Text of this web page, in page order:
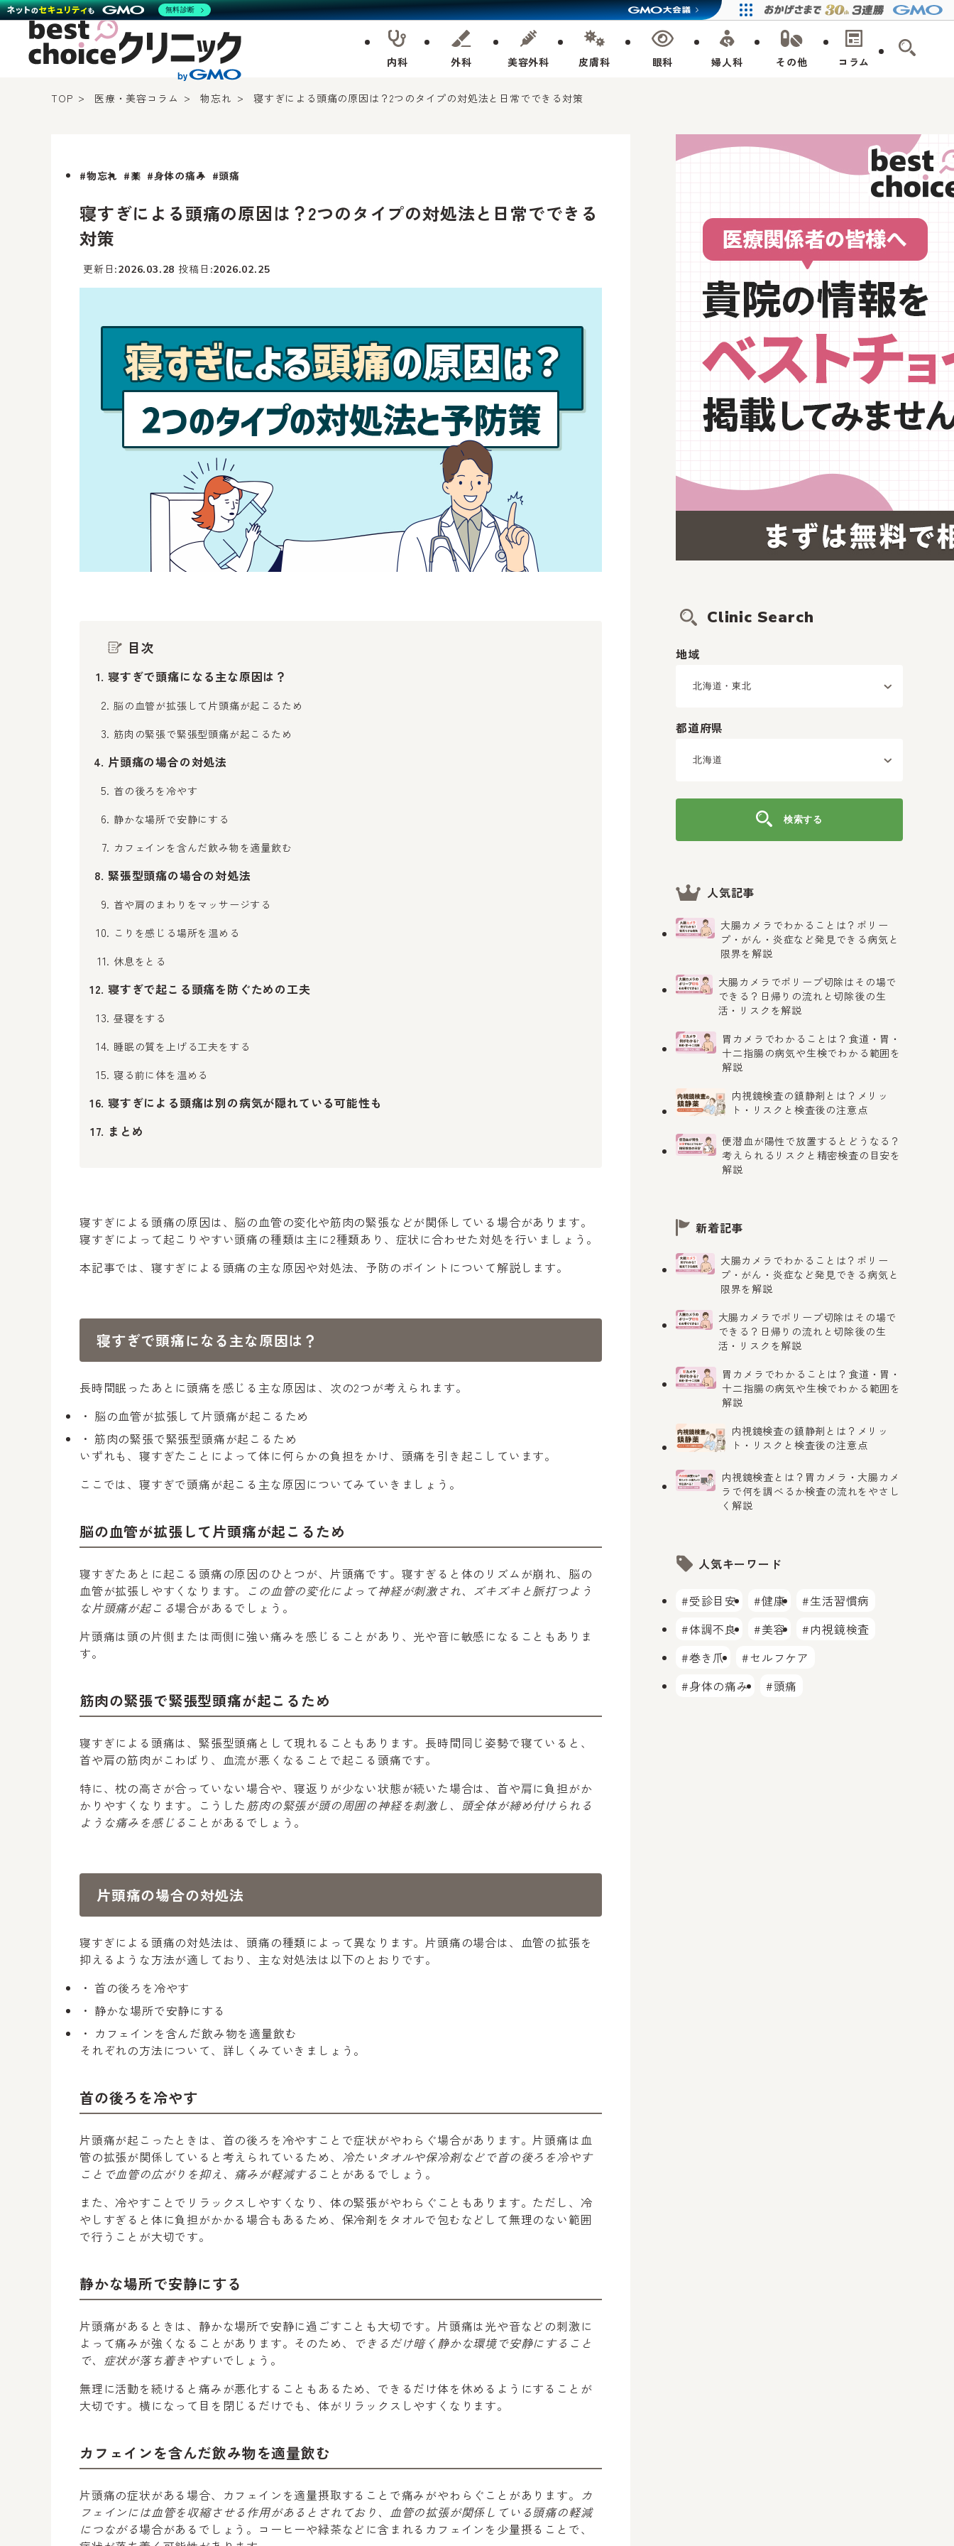
内科 外科 美容外科 皮膚科 眼科 婦人科 その他 コラム
TOP 医療・美容コラム 物忘れ 寝すぎによる頭痛の原因は？2つのタイプの対処法と日常でできる対策
#物忘れ #薬 #身体の痛み #頭痛
寝すぎによる頭痛の原因は？2つのタイプの対処法と日常でできる
対策
更新日 2026.03.28 投稿日 2026.02.25
目次
寝すぎで頭痛になる主な原因は？
脳の血管が拡張して片頭痛が起こるため
筋肉の緊張で緊張型頭痛が起こるため
片頭痛の場合の対処法
首の後ろを冷やす
静かな場所で安静にする
カフェインを含んだ飲み物を適量飲む
緊張型頭痛の場合の対処法
首や肩のまわりをマッサージする
こりを感じる場所を温める
休息をとる
寝すぎで起こる頭痛を防ぐための工夫
昼寝をする
睡眠の質を上げる工夫をする
寝る前に体を温める
寝すぎによる頭痛は別の病気が隠れている可能性も
まとめ
寝すぎによる頭痛の原因は、脳の血管の変化や筋肉の緊張などが関係している場合があります。
寝すぎによって起こりやすい頭痛の種類は主に2種類あり、症状に合わせた対処を行いましょう。
本記事では、寝すぎによる頭痛の主な原因や対処法、予防のポイントについて解説します。
寝すぎで頭痛になる主な原因は？
長時間眠ったあとに頭痛を感じる主な原因は、次の2つが考えられます。
脳の血管が拡張して片頭痛が起こるため
筋肉の緊張で緊張型頭痛が起こるため
いずれも、寝すぎたことによって体に何らかの負担をかけ、頭痛を引き起こしています。
ここでは、寝すぎで頭痛が起こる主な原因についてみていきましょう。
脳の血管が拡張して片頭痛が起こるため
寝すぎたあとに起こる頭痛の原因のひとつが、片頭痛です。寝すぎると体のリズムが崩れ、脳の
血管が拡張しやすくなります。
この血管の変化によって神経が刺激され、ズキズキと脈打つよう
な片頭痛が起こる場合があるでしょう。
片頭痛は頭の片側または両側に強い痛みを感じることがあり、光や音に敏感になることもありま
す。
筋肉の緊張で緊張型頭痛が起こるため
寝すぎによる頭痛は、緊張型頭痛として現れることもあります。長時間同じ姿勢で寝ていると、
首や肩の筋肉がこわばり、血流が悪くなることで起こる頭痛です。
特に、枕の高さが合っていない場合や、寝返りが少ない状態が続いた場合は、首や肩に負担がか
かりやすくなります。こうした筋肉の緊張が頭の周囲の神経を刺激し、頭全体が締め付けられる
ような痛みを感じる ことがあるでしょう。
片頭痛の場合の対処法
寝すぎによる頭痛の対処法は、頭痛の種類によって異なります。片頭痛の場合は、血管の拡張を
抑えるような方法が適しており、主な対処法は以下のとおりです。
首の後ろを冷やす
静かな場所で安静にする
カフェインを含んだ飲み物を適量飲む
それぞれの方法について、詳しくみていきましょう。
首の後ろを冷やす
片頭痛が起こったときは、首の後ろを冷やすことで症状がやわらぐ場合があります。片頭痛は血
管の拡張が関係していると考えられているため、 冷たいタオルや保冷剤などで首の後ろを冷やす
ことで血管の広がりを抑え、痛みが軽減する ことがあるでしょう。
また、冷やすことでリラックスしやすくなり、体の緊張がやわらぐこともあります。ただし、冷
やしすぎると体に負担がかかる場合もあるため、保冷剤をタオルで包むなどして無理のない範囲
で行うことが大切です。
静かな場所で安静にする
片頭痛があるときは、静かな場所で安静に過ごすことも大切です。片頭痛は光や音などの刺激に
よって痛みが強くなることがあります。そのため、
できるだけ暗く静かな環境で安静にすること
で、症状が落ち着きやすいでしょう。
無理に活動を続けると痛みが悪化することもあるため、できるだけ体を休めるようにすることが
大切です。横になって目を閉じるだけでも、体がリラックスしやすくなります。
カフェインを含んだ飲み物を適量飲む
片頭痛の症状がある場合、カフェインを適量摂取することで痛みがやわらぐことがあります。 カ
フェインには血管を収縮させる作用があるとされており、血管の拡張が関係している頭痛の軽減
につながる場合があるでしょう。コーヒーや緑茶などに含まれるカフェインを少量摂ることで、
Clinic Search
地域
都道府県
検索する
人気記事
大腸カメラでわかることは？ポリー
プ・がん・炎症など発見できる病気と
限界を解説
大腸カメラでポリープ切除はその場で
できる？日帰りの流れと切除後の生
活・リスクを解説
胃カメラでわかることは？食道・胃・
十二指腸の病気や生検でわかる範囲を
解説
内視鏡検査の鎮静剤とは？メリッ
ト・リスクと検査後の注意点
便潜血が陽性で放置するとどうなる？
考えられるリスクと精密検査の目安を
解説
新着記事
大腸カメラでわかることは？ポリー
プ・がん・炎症など発見できる病気と
限界を解説
大腸カメラでポリープ切除はその場で
できる？日帰りの流れと切除後の生
活・リスクを解説
胃カメラでわかることは？食道・胃・
十二指腸の病気や生検でわかる範囲を
解説
内視鏡検査の鎮静剤とは？メリッ
ト・リスクと検査後の注意点
内視鏡検査とは？胃カメラ・大腸カメ
ラで何を調べるか検査の流れをやさし
く解説
人気キーワード
#受診目安 #健康
#生活習慣病
#体調不良
#美容
#内視鏡検査
#巻き爪
#セルフケア
#身体の痛み
#頭痛
無料診断